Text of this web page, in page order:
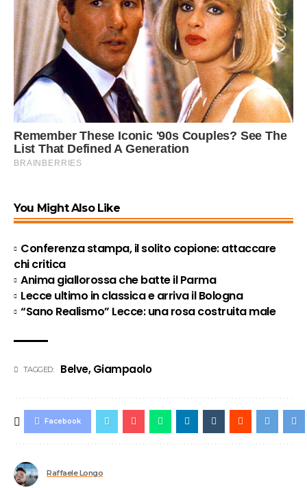
You Might Also Like
Conferenza stampa, il solito copione: attaccare
chi critica
Anima giallorossa che batte il Parma
Lecce ultimo in classica e arriva il Bologna
“Sano Realismo” Lecce: una rosa costruita male
TAGGED: Belve,Giampaolo
Facebook
Raffaele Longo